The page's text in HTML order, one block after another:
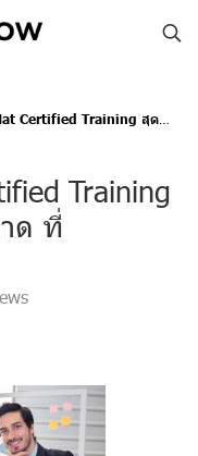
สุดฮอตฮิต ต้องห้ามพลาด ที่ Vnohow!
Training
ด ที่